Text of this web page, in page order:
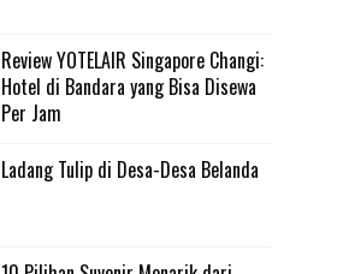
Review YOTELAIR Singapore Changi:
Hotel di Bandara yang Bisa Disewa
Per Jam
Ladang Tulip di Desa-Desa Belanda